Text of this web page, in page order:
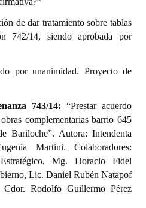
de dar tratamiento sobre tablas
742/14, siendo aprobada por
por unanimidad. Proyecto de
743/14:“Prestar acuerdo
complementarias barrio 645
Bariloche”. Autora: Intendenta
Martini. Colaboradores:
Mg. Horacio Fidel
Lic. Daniel Rubén Natapof
Rodolfo Guillermo Pérez